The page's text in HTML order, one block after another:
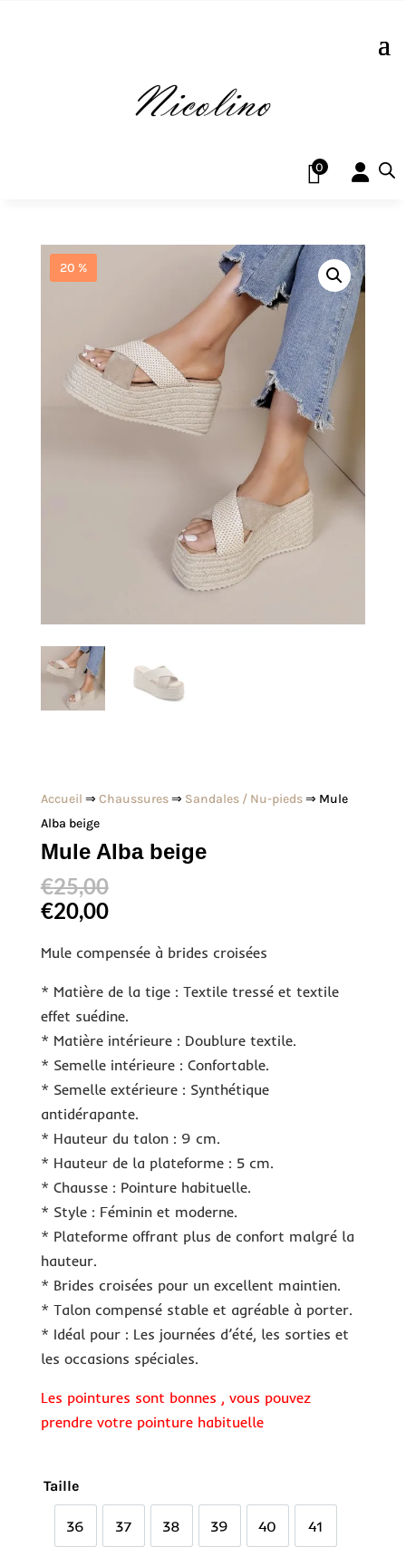
0
20 %
Accueil ⇒ Chaussures⇒ Sandales / Nu-pieds⇒ Mule
Alba beige
Mule Alba beige
€25,00
€20,00
Mule compensée à brides croisées
* Matière de la tige : Textile tressé et textile
effet suédine.
* Matière intérieure : Doublure textile.
* Semelle intérieure : Confortable.
* Semelle extérieure : Synthétique
antidérapante.
* Hauteur du talon : 9 cm.
* Hauteur de la plateforme : 5 cm.
* Chausse : Pointure habituelle.
* Style : Féminin et moderne.
* Plateforme offrant plus de confort malgré la
hauteur.
* Brides croisées pour un excellent maintien.
* Talon compensé stable et agréable à porter.
* Idéal pour : Les journées d’été, les sorties et
les occasions spéciales.
Les pointures sont bonnes , vous pouvez
prendre votre pointure habituelle
Taille
36
36
37
37
38
38
39
39
40
40
41
41